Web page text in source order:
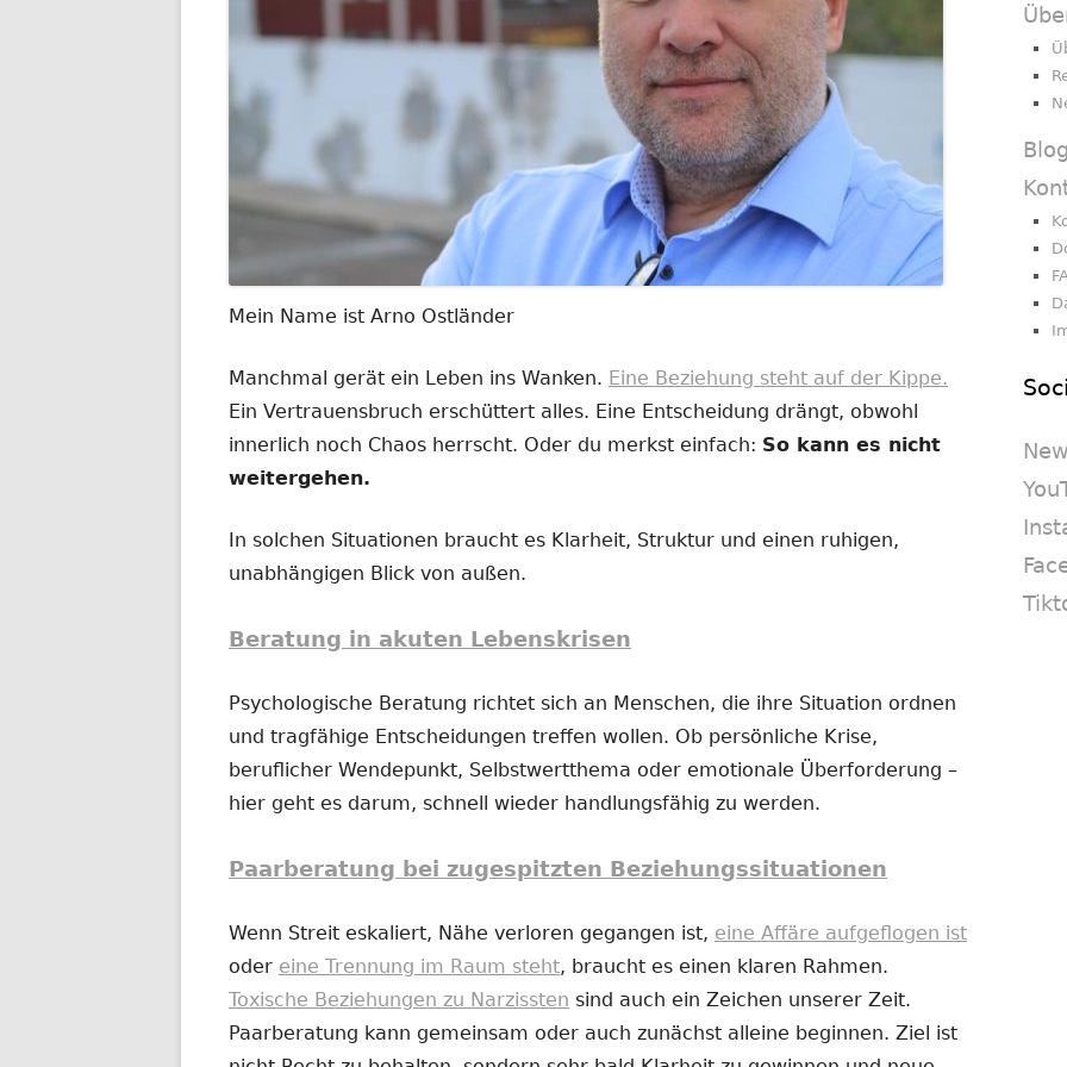
Mein Name ist Arno Ostländer
Manchmal gerät ein Leben ins Wanken. Eine Beziehung steht auf der Kippe.
Ein Vertrauensbruch erschüttert alles. Eine Entscheidung drängt, obwohl
innerlich noch Chaos herrscht. Oder du merkst einfach: So kann es nicht
weitergehen.
In solchen Situationen braucht es Klarheit, Struktur und einen ruhigen,
unabhängigen Blick von außen.
Beratung in akuten Lebenskrisen
Psychologische Beratung richtet sich an Menschen, die ihre Situation ordnen
und tragfähige Entscheidungen treffen wollen. Ob persönliche Krise,
beruflicher Wendepunkt, Selbstwertthema oder emotionale Überforderung –
hier geht es darum, schnell wieder handlungsfähig zu werden.
Paarberatung bei zugespitzten Beziehungssituationen
Wenn Streit eskaliert, Nähe verloren gegangen ist, eine Affäre aufgeflogen ist
oder eine Trennung im Raum steht, braucht es einen klaren Rahmen.
Toxische Beziehungen zu Narzissten sind auch ein Zeichen unserer Zeit.
Paarberatung kann gemeinsam oder auch zunächst alleine beginnen. Ziel ist
Blog